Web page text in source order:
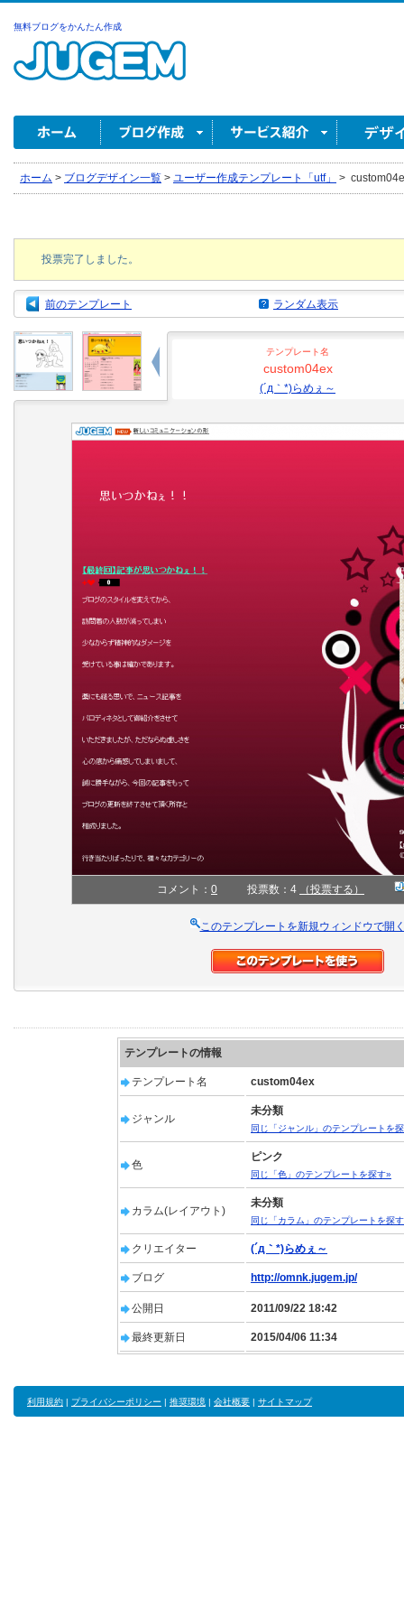
無料ブログをかんたん作成
ホーム > ブログデザイン一覧 > ユーザー作成テンプレート「utf」 >
投票完了しました。
前のテンプレート ランダム表示
テンプレート名
custom04ex
(´д｀*)らめぇ～
コメント： 0 投票数：4 （投票する）
このテンプレートを新規ウィンドウで開
テンプレートの情報
テンプレート名 custom04ex
ジャンル
未分類
同じ「ジャンル」のテンプレートを
色
ピンク
同じ「色」のテンプレートを探す»
カラム(レイアウト)
未分類
同じ「カラム」のテンプレートを探
クリエイター (´д｀*)らめぇ～
ブログ http://omnk.jugem.jp/
公開日 2011/09/22 18:42
最終更新日 2015/04/06 11:34
利用規約 | プライバシーポリシー | 推奨環境 | 会社概要 | サイトマップ